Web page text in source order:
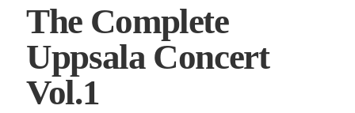
The Complete
Uppsala Concert
Vol.1